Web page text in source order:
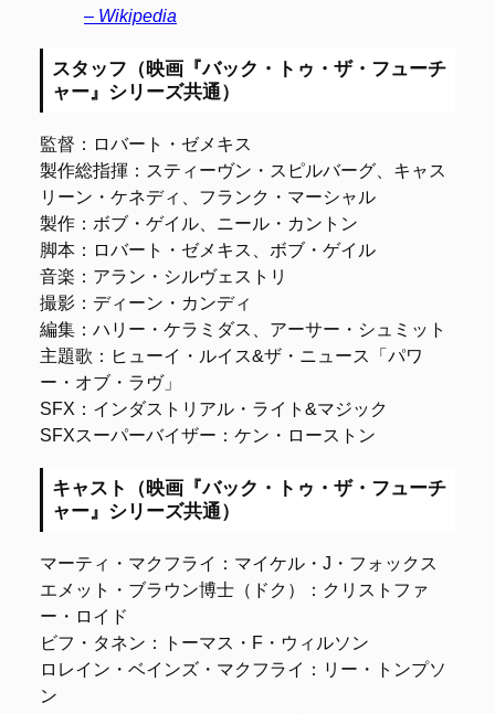
– Wikipedia
スタッフ（映画『バック・トゥ・ザ・フューチ
ャー』シリーズ共通）
監督：ロバート・ゼメキス
製作総指揮：スティーヴン・スピルバーグ、キャス
リーン・ケネディ、フランク・マーシャル
製作：ボブ・ゲイル、ニール・カントン
脚本：ロバート・ゼメキス、ボブ・ゲイル
音楽：アラン・シルヴェストリ
撮影：ディーン・カンディ
編集：ハリー・ケラミダス、アーサー・シュミット
主題歌：ヒューイ・ルイス&ザ・ニュース「パワ
ー・オブ・ラヴ」
SFX：インダストリアル・ライト&マジック
SFXスーパーバイザー：ケン・ローストン
キャスト（映画『バック・トゥ・ザ・フューチ
ャー』シリーズ共通）
マーティ・マクフライ：マイケル・J・フォックス
エメット・ブラウン博士（ドク）：クリストファ
ー・ロイド
ビフ・タネン：トーマス・F・ウィルソン
ロレイン・ベインズ・マクフライ：リー・トンプソ
ン